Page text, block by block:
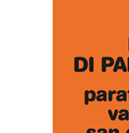
AGGIUNGI